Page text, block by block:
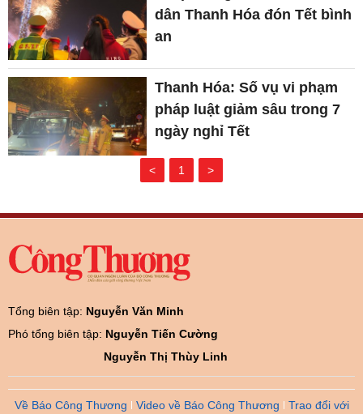
dân Thanh Hóa đón Tết bình
an
Thanh Hóa: Số vụ vi phạm
pháp luật giảm sâu trong 7
ngày nghỉ Tết
< 1 >
Tổng biên tập: Nguyễn Văn Minh
Phó tổng biên tập: Nguyễn Tiến Cường
Nguyễn Thị Thùy Linh
Về Báo Công Thương Video về Báo Công Thương
Trao đổi với